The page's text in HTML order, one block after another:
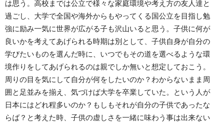
は思う。高校までは公立で様々な家庭環境や考え方の友人達と
過ごし、大学で全国や海外からもやってくる国公立を目指し勉
強に励み一気に世界が広がる子も沢山いると思う。子供に何が
良いかを考えてあげられる時期は別として、子供自身が自分の
学びたいものを選んだ時に、いつでもその道を選べるような環
境作りをしてあげられるのは親でしか無いと想定しておこう。
周りの目を気にして自分が何をしたいのか？わからないまま周
囲と足並みを揃え、気づけば大学を卒業していた。という人が
日本にはどれ程多いのか？もしもそれが自分の子供であったな
らば？と考えた時、子供の虚しさを一緒に味わう事は出来ない